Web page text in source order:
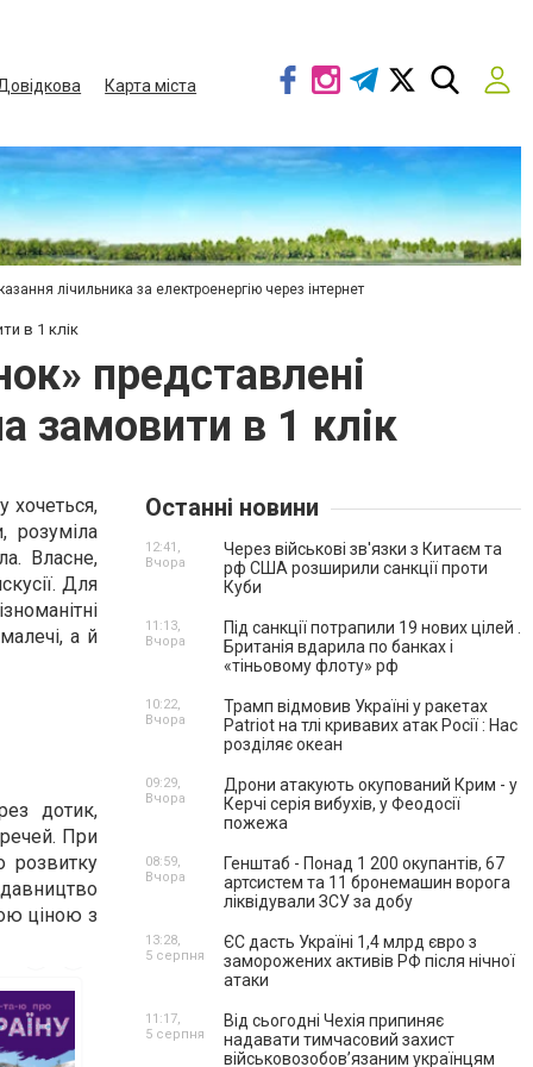
Карта міста
лічильника за електроенергію через інтернет
в 1 клік
представлені
замовити в 1 клік
хочеться,
розуміла
Власне,
Для
а й
дотик,
При
розвитку
ціною з
Останні новини
Через військові зв'язки з Китаєм та
рф США розширили санкції проти
Куби
12:41,
Вчора
Під санкції потрапили 19 нових цілей .
Британія вдарила по банках і
«тіньовому флоту» рф
11:13,
Вчора
Трамп відмовив Україні у ракетах
Patriot на тлі кривавих атак Росії : Нас
розділяє океан
10:22,
Вчора
Дрони атакують окупований Крим - у
Керчі серія вибухів, у Феодосії
пожежа
09:29,
Вчора
Генштаб - Понад 1 200 окупантів, 67
артсистем та 11 бронемашин ворога
ліквідували ЗСУ за добу
08:59,
Вчора
ЄС дасть Україні 1,4 млрд євро з
заморожених активів РФ після нічної
атаки
13:28,
5 серпня
Від сьогодні Чехія припиняє
надавати тимчасовий захист
військовозобов’язаним українцям
11:17,
5 серпня